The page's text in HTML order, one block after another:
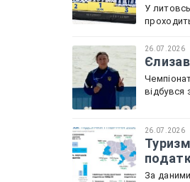
У
26.07.2026
відбувся
26.07.2026
За